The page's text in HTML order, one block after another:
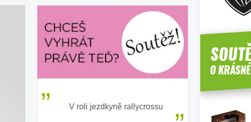
V roli jezdkyně rallycrossu
ženským